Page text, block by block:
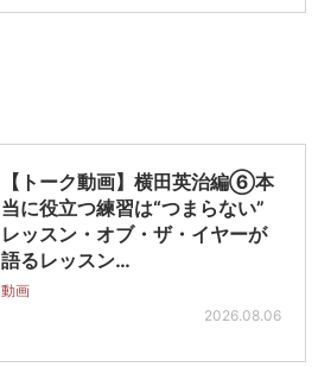
【トーク動画】横田英治編⑥本
当に役立つ練習は“つまらない”
レッスン・オブ・ザ・イヤーが
語るレッスン…
動画
2026.08.06